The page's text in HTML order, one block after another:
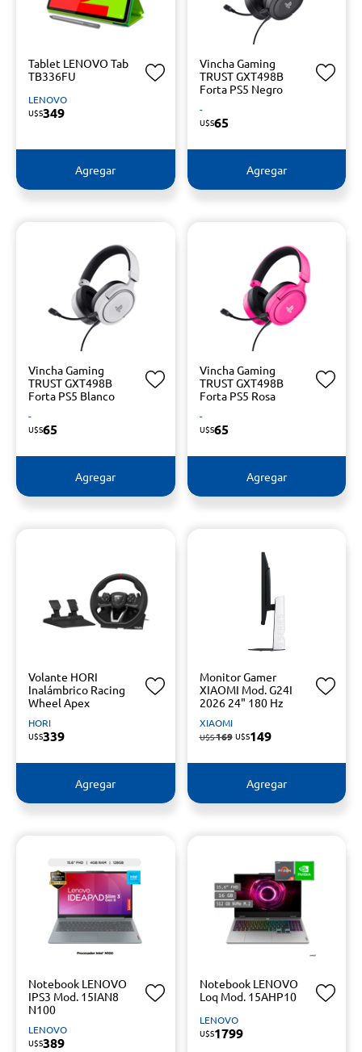
Tablet LENOVO Tab
TB336FU
LENOVO
U$S349
Agregar
Vincha Gaming
TRUST GXT498B
Forta PS5 Negro
-
U$S65
Agregar
Vincha Gaming
TRUST GXT498B
Forta PS5 Blanco
-
U$S65
Agregar
Vincha Gaming
TRUST GXT498B
Forta PS5 Rosa
-
U$S65
Agregar
Volante HORI
Inalámbrico Racing
Wheel Apex
HORI
U$S339
Agregar
Monitor Gamer
XIAOMI Mod. G24I
2026 24" 180 Hz
XIAOMI
U$S169 U$S149
Agregar
Notebook LENOVO
IPS3 Mod. 15IAN8
N100
LENOVO
U$S389
Notebook LENOVO
Loq Mod. 15AHP10
LENOVO
U$S1799